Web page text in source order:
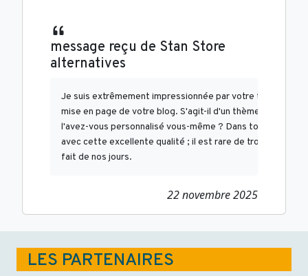
message reçu de Stan Store
alternatives
Je suis extrêmement impressionnée par votre talent
mise en page de votre blog. S'agit-il d'un thème payant ou
l'avez-vous personnalisé vous-même ? Dans tous les cas,
avec cette excellente qualité ; il est rare de trouver un
fait de nos jours.
22 novembre 2025
LES PARTENAIRES